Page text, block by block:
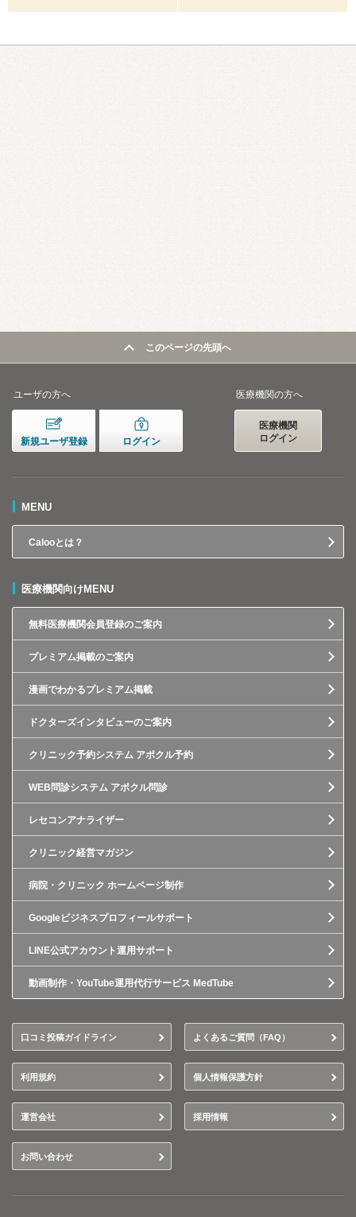
このページの先頭へ
ユーザの方へ
新規ユーザ登録 ログイン
医療機関の方へ
医療機関
ログイン
MENU
Calooとは？
医療機関向けMENU
無料医療機関会員登録のご案内
プレミアム掲載のご案内
漫画でわかるプレミアム掲載
ドクターズインタビューのご案内
クリニック予約システム アポクル予約
WEB問診システム アポクル問診
レセコンアナライザー
クリニック経営マガジン
病院・クリニック ホームページ制作
Googleビジネスプロフィールサポート
LINE公式アカウント運用サポート
動画制作・YouTube運用代行サービス MedTube
口コミ投稿ガイドライン よくあるご質問（FAQ）
利用規約 個人情報保護方針
運営会社 採用情報
お問い合わせ